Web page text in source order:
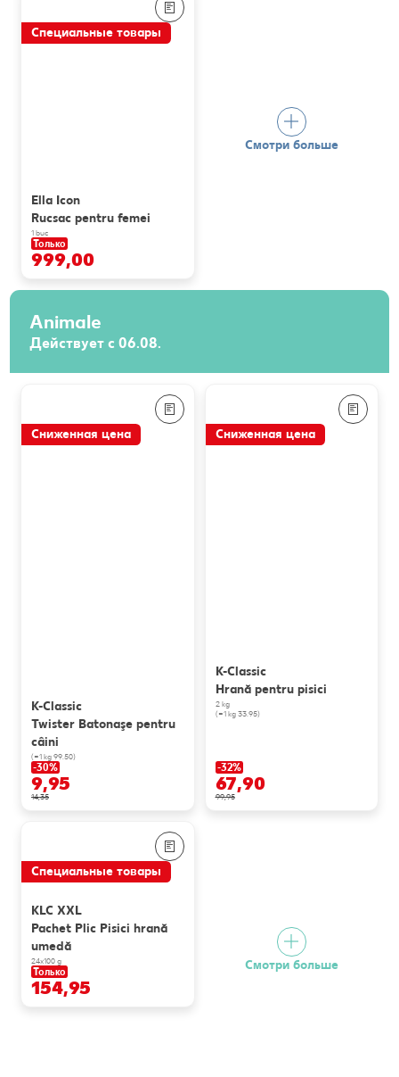
Специальные товары
Ella Icon
Rucsac pentru femei
1 buc
Только
999,00
Смотри больше
Animale
Действует с 06.08.
Сниженная цена
K-Classic
Twister Batonaşe pentru
câini
(=1 kg 99.50)
-30%
9,95
14,35
Сниженная цена
K-Classic
Hrană pentru pisici
2 kg
(=1 kg 33.95)
-32%
67,90
99,95
Специальные товары
KLC XXL
Pachet Plic Pisici hrană
umedă
24x100 g
Только
154,95
Смотри больше